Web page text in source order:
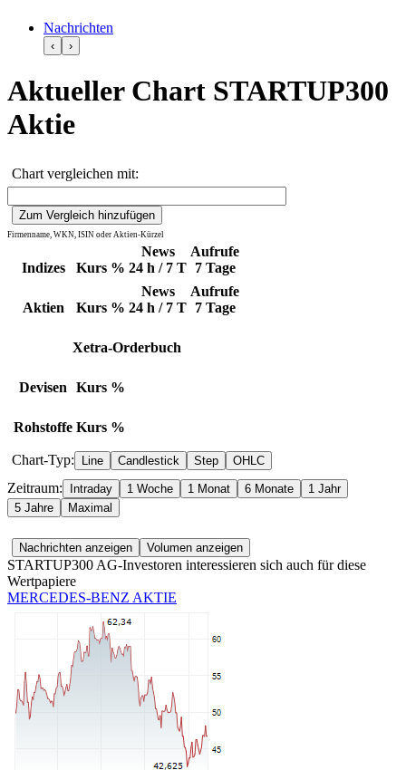
Nachrichten
‹ ›
Aktueller Chart STARTUP300
Aktie
Chart vergleichen mit:
Firmenname, WKN, ISIN oder Aktien-Kürzel
Indizes Kurs %
News
24 h / 7 T
Aufrufe
7 Tage
Aktien Kurs %
News
24 h / 7 T
Aufrufe
7 Tage
Xetra-Orderbuch
Devisen Kurs %
Rohstoffe Kurs %
Chart-Typ:
Zeitraum:
STARTUP300 AG-Investoren interessieren sich auch für diese
Wertpapiere
MERCEDES-BENZ AKTIE